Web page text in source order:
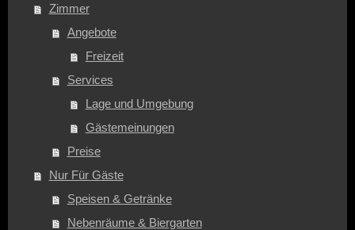
Zimmer
Angebote
Freizeit
Services
Lage und Umgebung
Gästemeinungen
Preise
Nur Für Gäste
Speisen & Getränke
Nebenräume & Biergarten